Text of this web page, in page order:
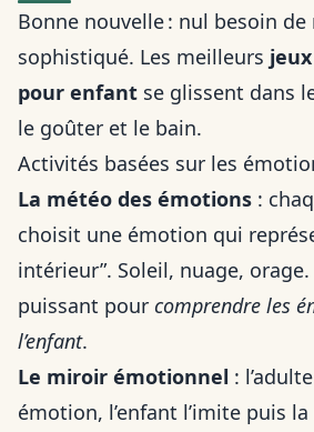
Bonne nouvelle : nul besoin
sophistiqué. Les meilleurs
pour enfant se glissent dans
le goûter et le bain.
Activités basées sur les
La météo des émotions :
choisit une émotion qui
intérieur”. Soleil, nuage,
puissant pour comprendre les
l’enfant.
Le miroir émotionnel :
émotion, l’enfant l’imite puis